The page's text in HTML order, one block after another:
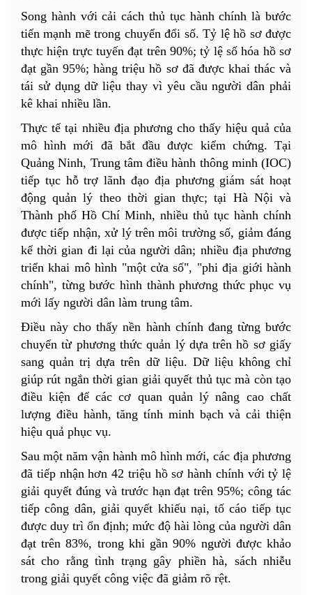
Song hành với cải cách thủ tục hành chính là bước
tiến mạnh mẽ trong chuyển đổi số. Tỷ lệ hồ sơ được
thực hiện trực tuyến đạt trên 90%; tỷ lệ số hóa hồ sơ
đạt gần 95%; hàng triệu hồ sơ đã được khai thác và
tái sử dụng dữ liệu thay vì yêu cầu người dân phải
kê khai nhiều lần.
Thực tế tại nhiều địa phương cho thấy hiệu quả của
mô hình mới đã bắt đầu được kiểm chứng. Tại
Quảng Ninh, Trung tâm điều hành thông minh (IOC)
tiếp tục hỗ trợ lãnh đạo địa phương giám sát hoạt
động quản lý theo thời gian thực; tại Hà Nội và
Thành phố Hồ Chí Minh, nhiều thủ tục hành chính
được tiếp nhận, xử lý trên môi trường số, giảm đáng
kể thời gian đi lại của người dân; nhiều địa phương
triển khai mô hình "một cửa số", "phi địa giới hành
chính", từng bước hình thành phương thức phục vụ
mới lấy người dân làm trung tâm.
Điều này cho thấy nền hành chính đang từng bước
chuyển từ phương thức quản lý dựa trên hồ sơ giấy
sang quản trị dựa trên dữ liệu. Dữ liệu không chỉ
giúp rút ngắn thời gian giải quyết thủ tục mà còn tạo
điều kiện để các cơ quan quản lý nâng cao chất
lượng điều hành, tăng tính minh bạch và cải thiện
hiệu quả phục vụ.
Sau một năm vận hành mô hình mới, các địa phương
đã tiếp nhận hơn 42 triệu hồ sơ hành chính với tỷ lệ
giải quyết đúng và trước hạn đạt trên 95%; công tác
tiếp công dân, giải quyết khiếu nại, tố cáo tiếp tục
được duy trì ổn định; mức độ hài lòng của người dân
đạt trên 83%, trong khi gần 90% người được khảo
sát cho rằng tình trạng gây phiền hà, sách nhiễu
trong giải quyết công việc đã giảm rõ rệt.